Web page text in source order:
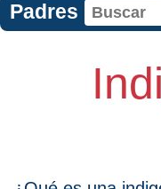
Padres